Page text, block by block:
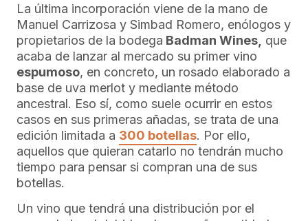
La última incorporación viene de la mano de
Manuel Carrizosa y Simbad Romero, enólogos y
propietarios de la bodega Badman Wines, que
acaba de lanzar al mercado su primer vino
espumoso, en concreto, un rosado elaborado a
base de uva merlot y mediante método
ancestral. Eso sí, como suele ocurrir en estos
casos en sus primeras añadas, se trata de una
edición limitada a 300 botellas. Por ello,
aquellos que quieran catarlo no tendrán mucho
tiempo para pensar si compran una de sus
botellas.
Un vino que tendrá una distribución por el